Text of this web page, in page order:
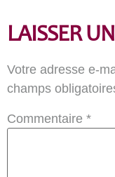
LAISSER
Votre adresse e-
champs
Commentaire *